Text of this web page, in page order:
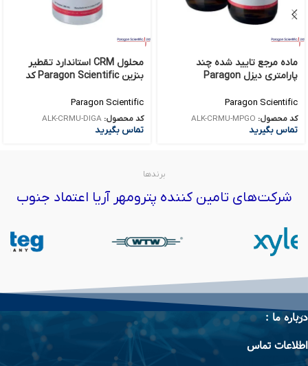
ماده مرجع تایید شده چند
پارامتری دیزل Paragon
Paragon Scientific
کد محصول: ALK-CRMU-MPGO
تماس بگیرید
محلول CRM استاندارد تقطیر
بنزین Paragon Scientific کد
Paragon Scientific
کد محصول: ALK-CRMU-DIGA
تماس بگیرید
برندها
شرکت‌های تامین کننده پترومهر آریا اعتماد جنوب
درباره ما :
اطلاعات تماس